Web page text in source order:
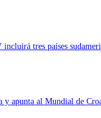
tres países
y apunta al Mundial de